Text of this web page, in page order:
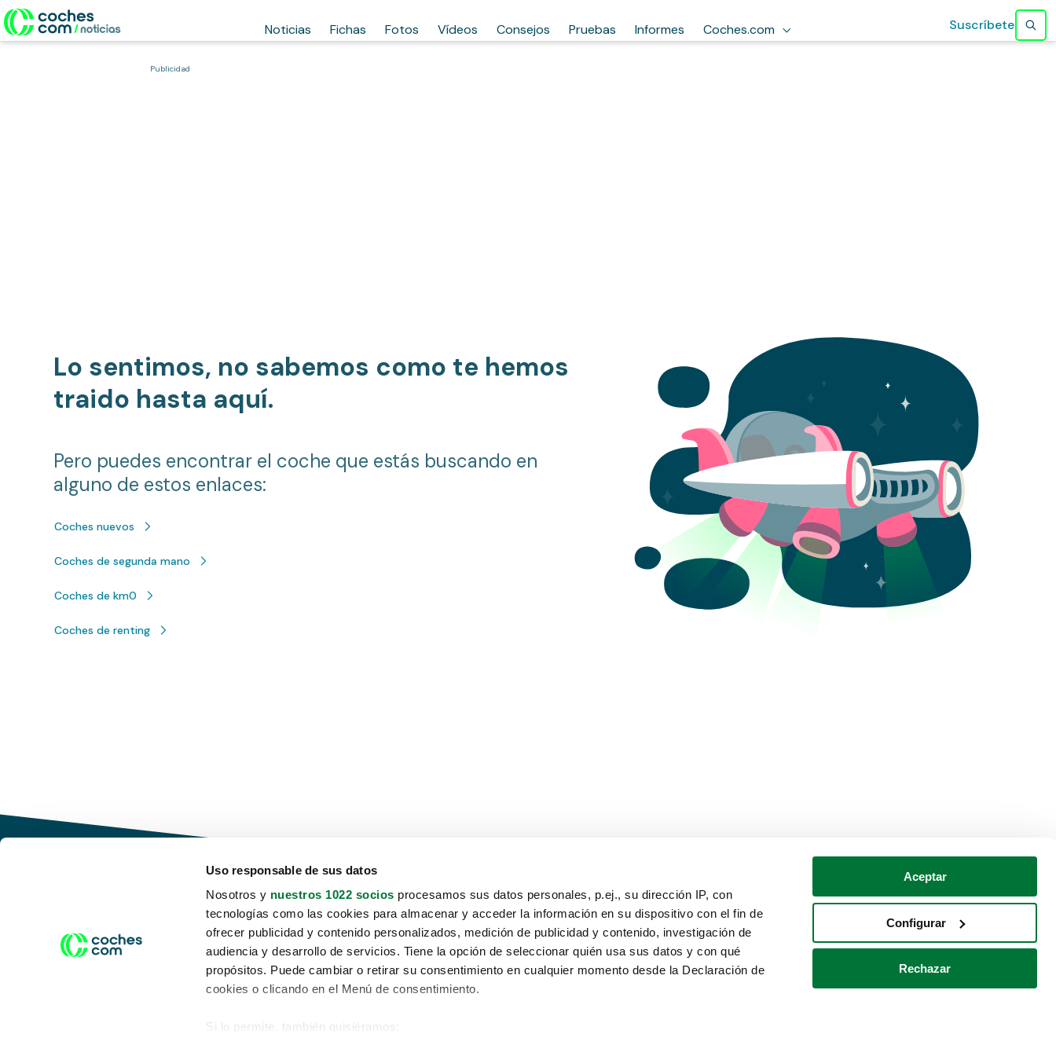
Uso responsable de sus datos
Nosotros y nuestros 1022 socios procesamos sus datos personales, p.ej., su dirección IP, con
tecnologías como las cookies para almacenar y acceder la información en su dispositivo con el fin de
ofrecer publicidad y contenido personalizados, medición de publicidad y contenido, investigación de
audiencia y desarrollo de servicios. Tiene la opción de seleccionar quién usa sus datos y con qué
propósitos. Puede cambiar o retirar su consentimiento en cualquier momento desde la Declaración de
cookies o clicando en el Menú de consentimiento.
Si lo permite, también quisiéramos:
Aceptar
Configurar
Rechazar
Noticias Fichas Fotos Vídeos Consejos Pruebas Informes Coches.com Suscríbete
Publicidad
Lo sentimos, no sabemos como te hemos
traido hasta aquí.
Pero puedes encontrar el coche que estás buscando en
alguno de estos enlaces:
Coches nuevos
Coches de segunda mano
Coches de km0
Coches de renting
Conduce tu futuro,
desata tu movilidad